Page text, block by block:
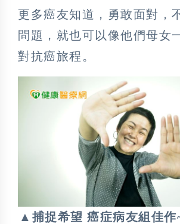
更多癌友知道，勇敢面對，
問題，就也可以像他們母女
對抗癌旅程。
▲捕捉希望 癌症病友組佳作